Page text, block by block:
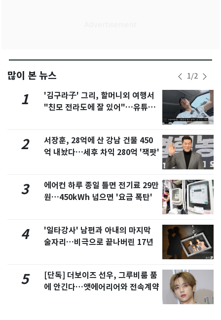
많이 본 뉴스 1/2
1
'김구라子' 그리, 할머니외 여행서
"친모 전라도에 잘 있어"…유튜브
2
서장훈, 28억에 산 강남 건물 450
억 내놨다…세후 차익 280억 '잭팟'
3
에어컨 하루 종일 틀면 전기료 29만
원…450kWh 넘으면 '요금 폭탄'
4
'일타강사' 남편과 아내의 마지막
술자리…비극으로 끝나버린 17년
5
[단독] 더보이즈 선우, 그루비룸 품
에 안긴다…앳에어리어와 전속계약